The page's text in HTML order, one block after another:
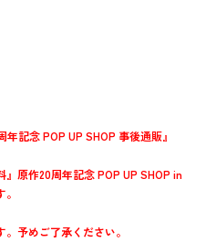
記念 POP UP SHOP 事後通販』
原作20周年記念 POP UP SHOP in
予めご了承ください。